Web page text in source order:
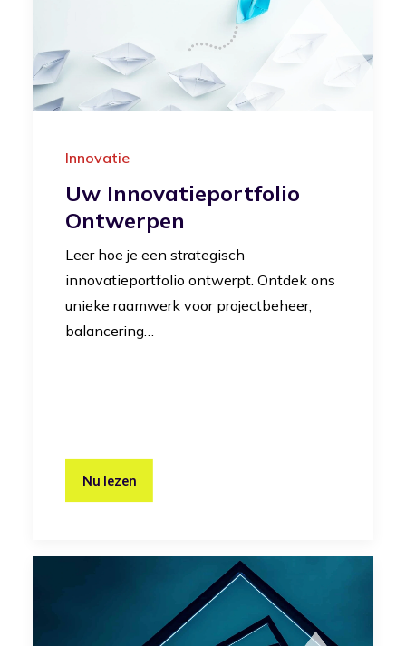
Innovatie
Uw Innovatieportfolio
Ontwerpen
Leer hoe je een strategisch
innovatieportfolio ontwerpt. Ontdek ons
unieke raamwerk voor projectbeheer,
balancering…
Nu lezen